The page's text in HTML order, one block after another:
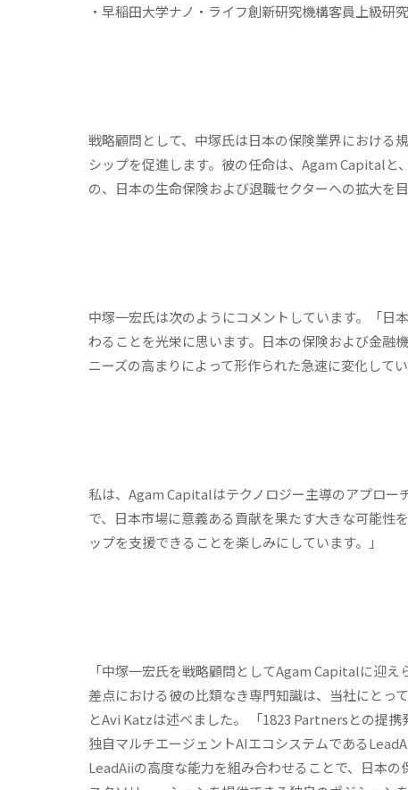
・早稲田大学ナノ・ライフ創新研究機構客員上級研
戦略顧問として、中塚氏は日本の保険業界における
シップを促進します。彼の任命は、Agam Capital
の、日本の生命保険および退職セクターへの拡大を
中塚一宏氏は次のようにコメントしています。「日
わることを光栄に思います。日本の保険および金融
ニーズの高まりによって形作られた急速に変化して
私は、Agam Capitalはテクノロジー主導のアプロー
で、日本市場に意義ある貢献を果たす大きな可能性
ップを支援できることを楽しみにしています。」
「中塚一宏氏を戦略顧問としてAgam Capitalに迎
差点における彼の比類なき専門知識は、当社にとっ
とAvi Katzは述べました。 「1823 Partnersとの提
独自マルチエージェントAIエコシステムである
LeadAiiの高度な能力を組み合わせることで、日本